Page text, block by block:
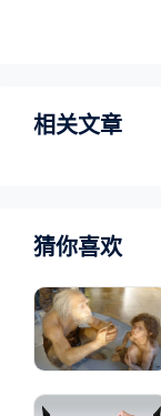
相关文章
猜你喜欢